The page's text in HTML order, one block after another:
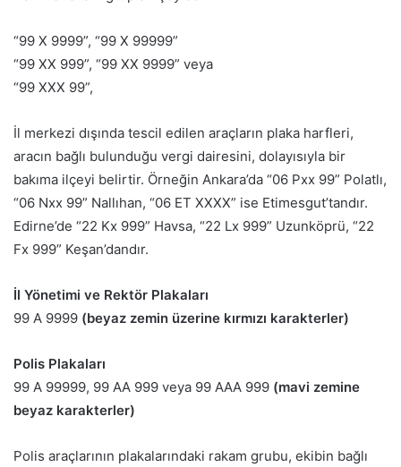
“99 X 9999”, “99 X 99999”
“99 XX 999”, “99 XX 9999” veya
“99 XXX 99”,
İl merkezi dışında tescil edilen araçların plaka harfleri,
aracın bağlı bulunduğu vergi dairesini, dolayısıyla bir
bakıma ilçeyi belirtir. Örneğin Ankara’da “06 Pxx 99” Polatlı,
“06 Nxx 99” Nallıhan, “06 ET XXXX” ise Etimesgut’tandır.
Edirne’de “22 Kx 999” Havsa, “22 Lx 999” Uzunköprü, “22
Fx 999” Keşan’dandır.
İl Yönetimi ve Rektör Plakaları
99 A 9999 (beyaz zemin üzerine kırmızı karakterler)
Polis Plakaları
99 A 99999, 99 AA 999 veya 99 AAA 999 (mavi zemine
beyaz karakterler)
Polis araçlarının plakalarındaki rakam grubu, ekibin bağlı